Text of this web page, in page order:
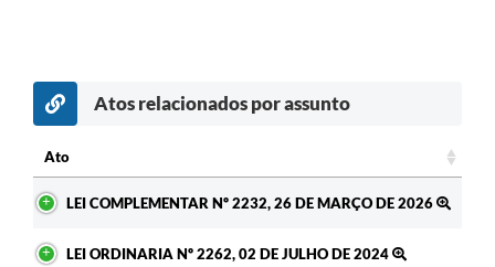
Atos relacionados por assunto
Ato
LEI COMPLEMENTAR Nº 2232, 26 DE MARÇO DE 2026
LEI ORDINARIA Nº 2262, 02 DE JULHO DE 2024